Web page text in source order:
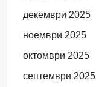
декември 2025
ноември 2025
октомври 2025
септември 2025